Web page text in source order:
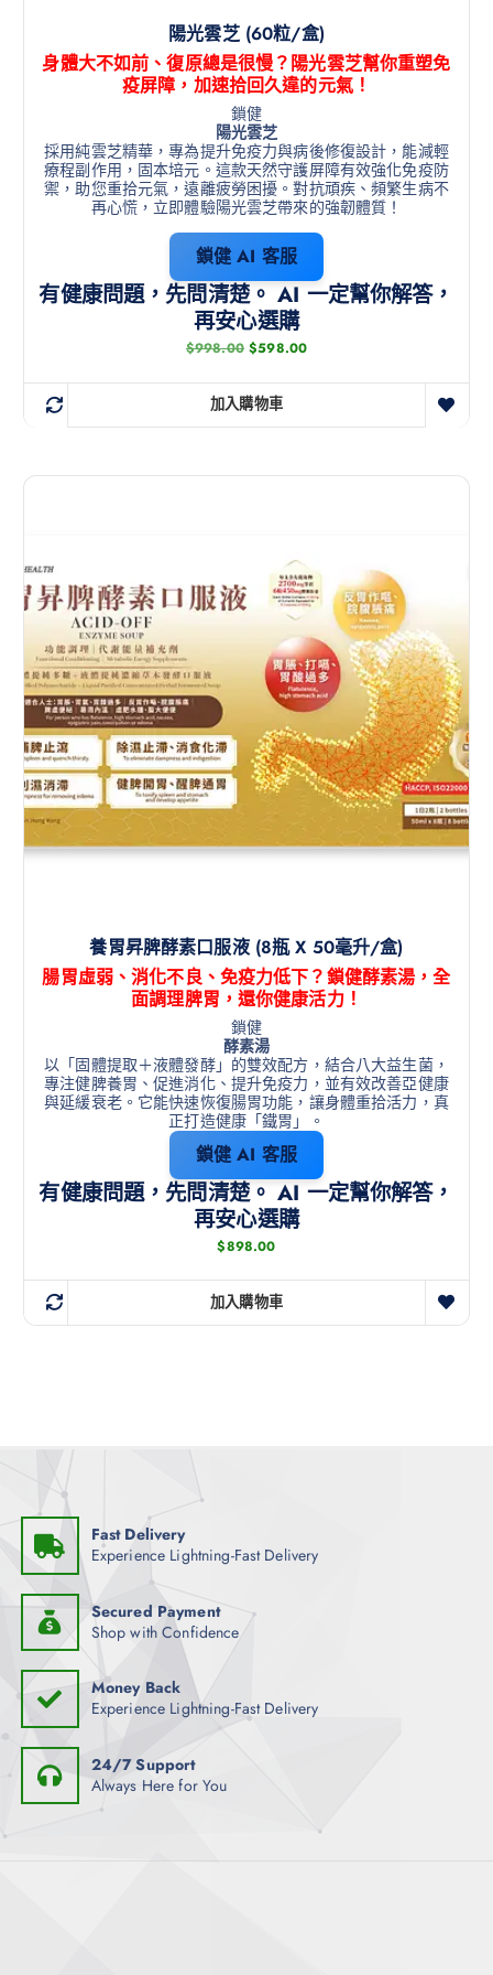
陽光雲芝 (60粒/盒)
身體大不如前、復原總是很慢？陽光雲芝幫你重塑免
疫屏障，加速拾回久違的元氣！
鎖健
陽光雲芝
採用純雲芝精華，專為提升免疫力與病後修復設計，能減輕
療程副作用，固本培元。這款天然守護屏障有效強化免疫防
禦，助您重拾元氣，遠離疲勞困擾。對抗頑疾、頻繁生病不
再心慌，立即體驗陽光雲芝帶來的強韌體質！
鎖健 AI 客服
有健康問題，先問清楚。 AI 一定幫你解答，
再安心選購
$998.00 $598.00
加入購物車
養胃昇脾酵素口服液 (8瓶 X 50毫升/盒)
腸胃虛弱、消化不良、免疫力低下？鎖健酵素湯，全
面調理脾胃，還你健康活力！
鎖健
酵素湯
以「固體提取＋液體發酵」的雙效配方，結合八大益生菌，
專注健脾養胃、促進消化、提升免疫力，並有效改善亞健康
與延緩衰老。它能快速恢復腸胃功能，讓身體重拾活力，真
正打造健康「鐵胃」。
鎖健 AI 客服
有健康問題，先問清楚。 AI 一定幫你解答，
再安心選購
$898.00
加入購物車
Fast Delivery
Experience Lightning-Fast Delivery
Secured Payment
Shop with Confidence
Money Back
Experience Lightning-Fast Delivery
24/7 Support
Always Here for You